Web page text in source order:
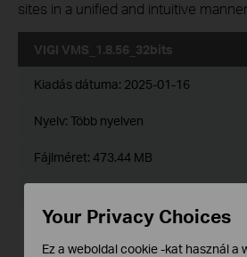
sites in a unified and intuitive manner.
VIGI VMS_1.8.56_32bits
Kiadás dátuma: 2025-01-16
Nyelv: Több nyelven
Fájlméret: 473.44 MB
Release Note >
Your Privacy Choices
Ez a weboldal cookie -kat használ a